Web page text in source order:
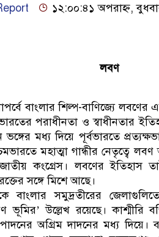
১২:০০:৪১ অপরাহ্ন,
লবণ
বাংলার শিল্প-বাণিজ্যে
পরাধীনতা ও স্বাধীনতার
ভঙ্গের মধ্য দিয়ে পূর্বভারতে
মহাত্মা গান্ধীর নেতৃত্বে
জাতীয় কংগ্রেস। লবণের ইতিহাস
সঙ্গে মিশে আছে।
বাংলার সমুদ্রতীরের
ভূমির’ উল্লেখ রয়েছে। কাশ্মীরি
অগ্রিম দাদনের মধ্য দিয়ে।